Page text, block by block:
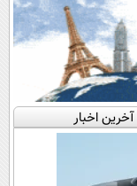
آخرین اخبار